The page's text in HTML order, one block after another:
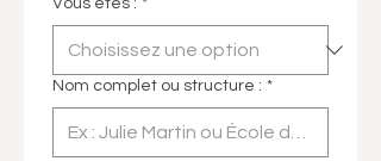
Vous êtes : *
Nom complet ou structure : *